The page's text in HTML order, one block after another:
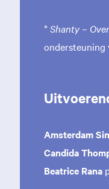
*Shanty –
ondersteuning
Amsterdam
Candida
Beatrice Rana